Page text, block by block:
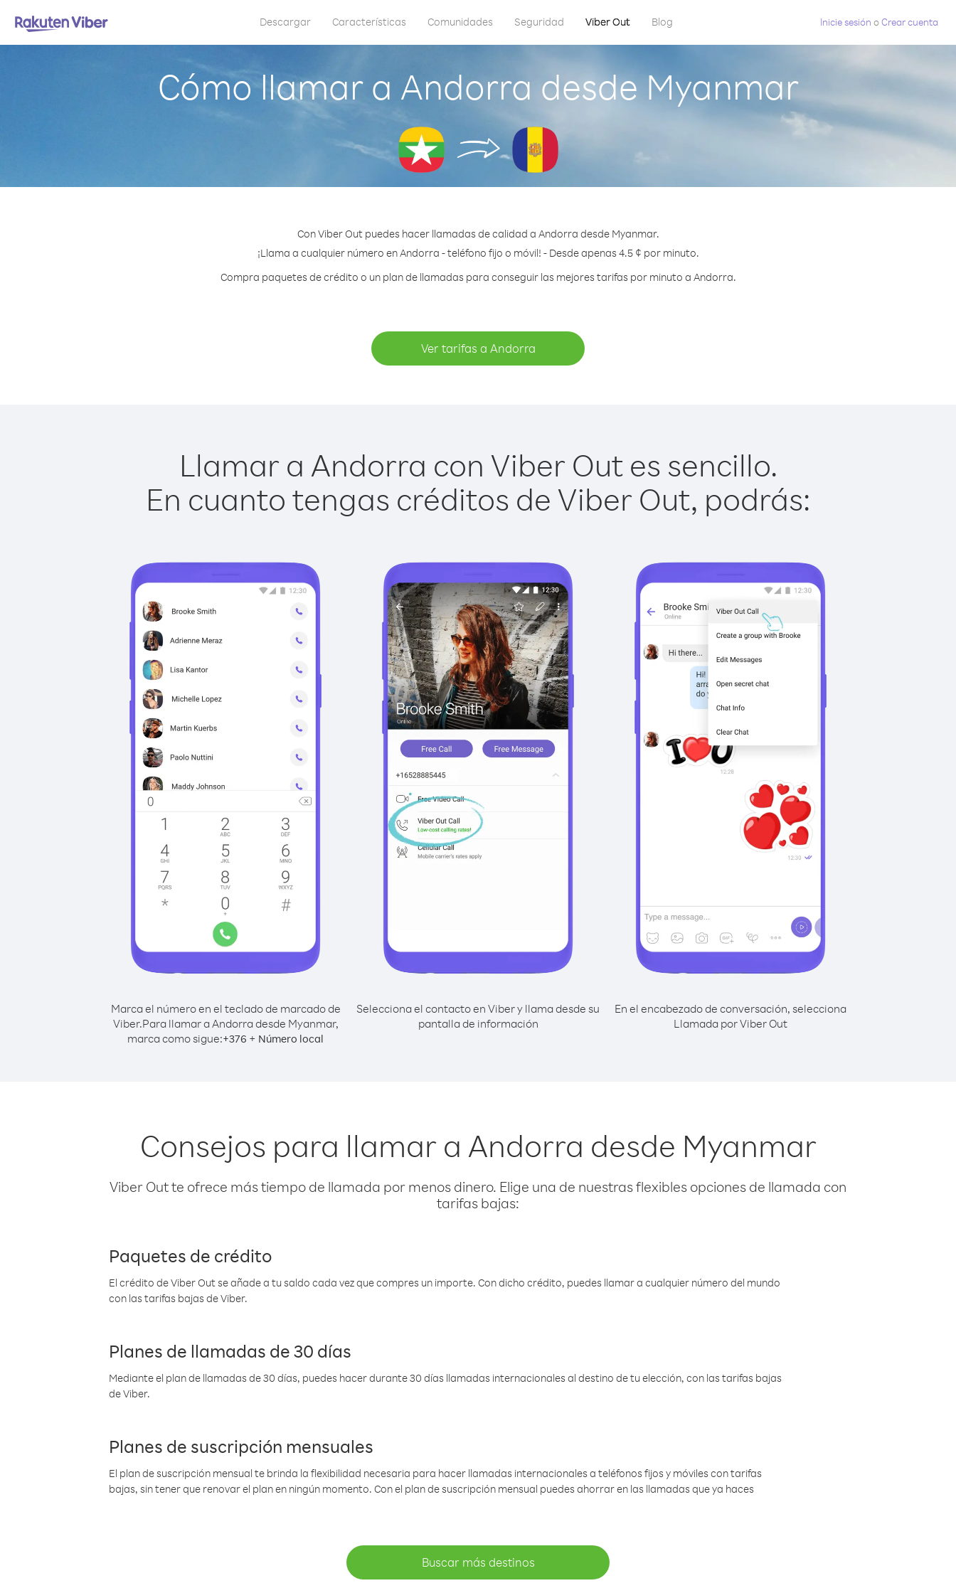
Descargar Características Comunidades Seguridad Viber Out Blog Inicie sesión oCrear cuenta
Cómo llamar a Andorra desde Myanmar
Con Viber Out puedes hacer llamadas de calidad a Andorra desde Myanmar.
¡Llama a cualquier número en Andorra - teléfono fijo o móvil! - Desde apenas 4.5 ¢ por minuto.
Compra paquetes de crédito o un plan de llamadas para conseguir las mejores tarifas por minuto a Andorra.
Ver tarifas a Andorra
Llamar a Andorra con Viber Out es sencillo.
En cuanto tengas créditos de Viber Out, podrás:
Marca el número en el teclado de marcado de
Viber.Para llamar a Andorra desde Myanmar,
marca como sigue:+376 + Número local
Selecciona el contacto en Viber y llama desde su
pantalla de información
En el encabezado de conversación, selecciona
Llamada por Viber Out
Consejos para llamar a Andorra desde Myanmar
Viber Out te ofrece más tiempo de llamada por menos dinero. Elige una de nuestras flexibles opciones de llamada con
tarifas bajas:
Paquetes de crédito
El crédito de Viber Out se añade a tu saldo cada vez que compres un importe. Con dicho crédito, puedes llamar a cualquier número del mundo
con las tarifas bajas de Viber.
Planes de llamadas de 30 días
Mediante el plan de llamadas de 30 días, puedes hacer durante 30 días llamadas internacionales al destino de tu elección, con las tarifas bajas
de Viber.
Planes de suscripción mensuales
El plan de suscripción mensual te brinda la flexibilidad necesaria para hacer llamadas internacionales a teléfonos fijos y móviles con tarifas
bajas, sin tener que renovar el plan en ningún momento. Con el plan de suscripción mensual puedes ahorrar en las llamadas que ya haces
Buscar más destinos